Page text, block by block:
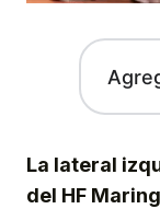
La lateral
del HF